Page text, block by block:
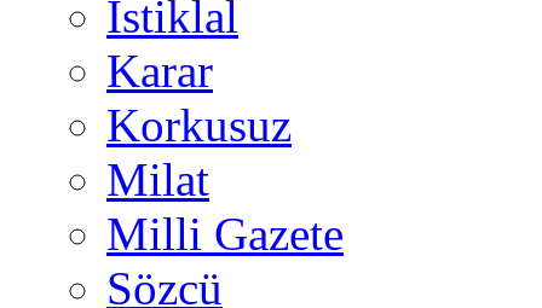
İstiklal
Karar
Korkusuz
Milat
Milli Gazete
Sözcü